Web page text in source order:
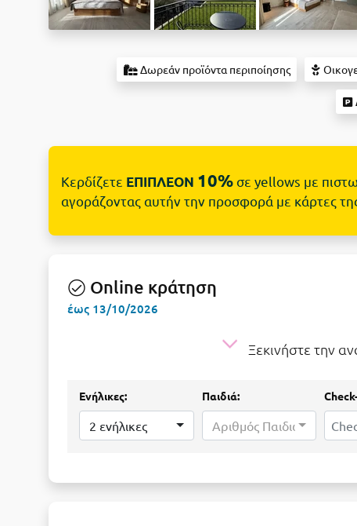
Δωρεάν προϊόντα περιποίησης
Κερδίζετε ΕΠΙΠΛΕΟΝ 10%σε yellows με
αγοράζοντας αυτήν την προσφορά με κάρτες
Online κράτηση
έως 13/10/2026
Ξεκινήστε την
Ενήλικες:
2 ενήλικες
Παιδιά:
Αριθμός Παιδιών...